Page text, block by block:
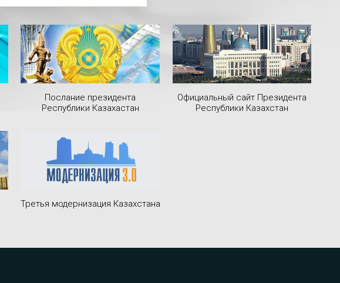
Послание президента
Республики Казахастан
Официальный сайт Президента
Республики Казахстан
Третья модернизация Казахстана